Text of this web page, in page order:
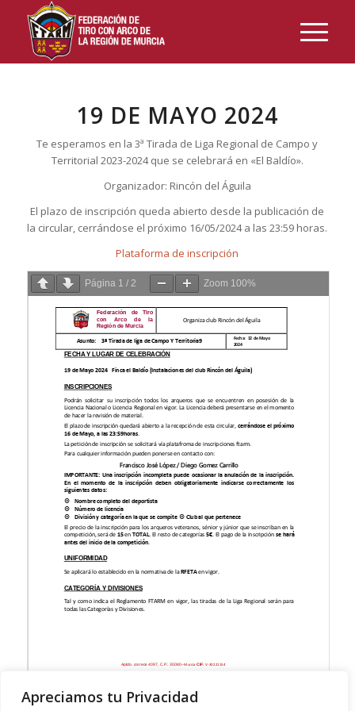
Apreciamos tu Privacidad
19 DE MAYO 2024
Te esperamos en la 3ª Tirada de Liga Regional de Campo y
Territorial 2023-2024 que se celebrará en «El Baldío».
Organizador: Rincón del Águila
El plazo de inscripción queda abierto desde la publicación de
la circular, cerrándose el próximo 16/05/2024 a las 23:59 horas.
Plataforma de inscripción
Página 1 / 2 Zoom 100%